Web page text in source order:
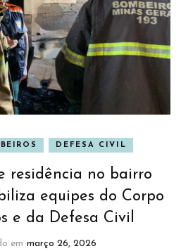
DEFESA CIVIL
residência no bairro
equipes do Corpo
e da Defesa Civil
em março 26, 2026